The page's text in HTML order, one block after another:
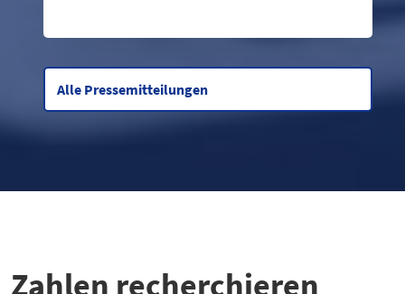
Alle Pressemitteilungen
Zahlen recherchieren